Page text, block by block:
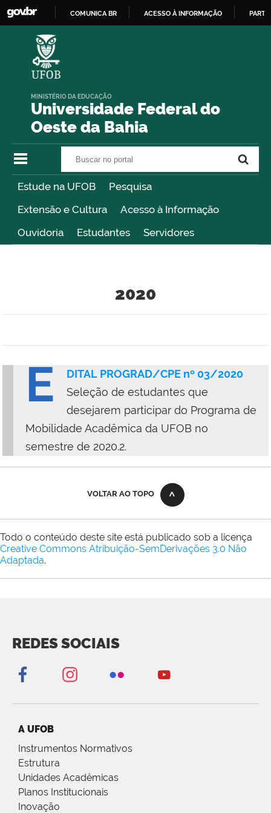
COMUNICA BR ACESSO À INFORMAÇÃO
Universidade Federal do
Oeste da Bahia
MINISTÉRIO DA EDUCAÇÃO
Estude na UFOB
Pesquisa
Extensão e Cultura
Acesso à Informação
Ouvidoria
Estudantes Servidores
2020
E
DITAL PROGRAD/CPE nº 03/2020
Seleção de estudantes que
desejarem participar do Programa de
Mobilidade Acadêmica da UFOB no
semestre de 2020.2.
VOLTAR AO TOPO
Todo o conteúdo deste site está publicado sob a licença
Creative Commons Atribuição-SemDerivações 3.0 Não
Adaptada.
REDES SOCIAIS
A UFOB
Instrumentos Normativos
Estrutura
Unidades Acadêmicas
Planos Institucionais
Inovação